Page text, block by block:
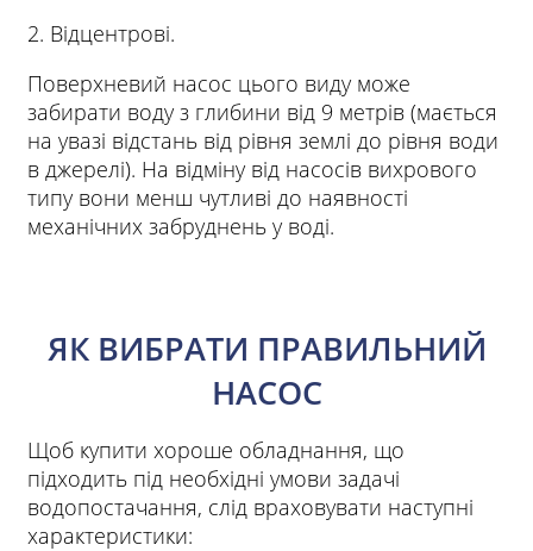
2. Відцентрові.
Поверхневий насос цього виду може
забирати воду з глибини від 9 метрів (мається
на увазі відстань від рівня землі до рівня води
в джерелі). На відміну від насосів вихрового
типу вони менш чутливі до наявності
механічних забруднень у воді.
ЯК ВИБРАТИ ПРАВИЛЬНИЙ
НАСОС
Щоб купити хороше обладнання, що
підходить під необхідні умови задачі
водопостачання, слід враховувати наступні
характеристики: